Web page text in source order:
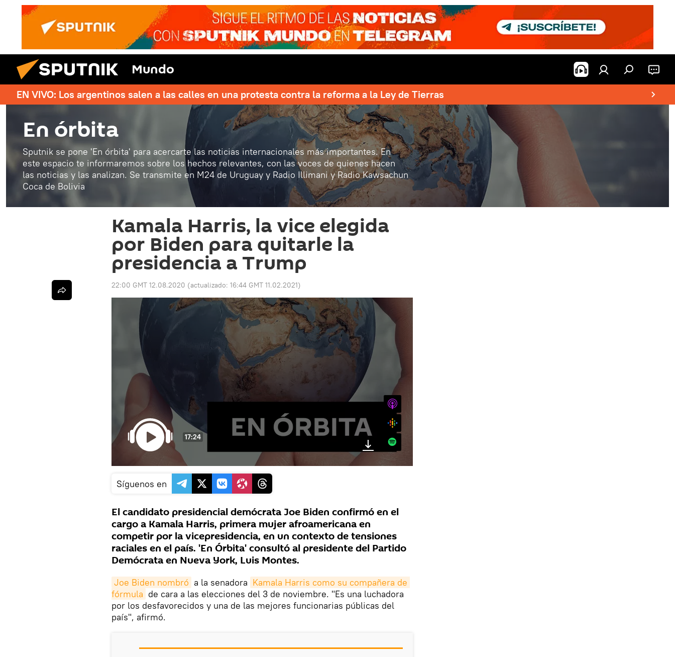
Mundo
EN VIVO: Los argentinos salen a las calles en una protesta contra la reforma a la Ley de Tierras
En órbita
Sputnik se pone 'En órbita' para acercarte las noticias internacionales más importantes. En
este espacio te informaremos sobre los hechos relevantes, con las voces de quienes hacen
las noticias y las analizan. Se transmite en M24 de Uruguay y Radio Illimani y Radio Kawsachun
Coca de Bolivia
Kamala Harris, la vice elegida
por Biden para quitarle la
presidencia a Trump
22:00 GMT 12.08.2020 (actualizado: 16:44 GMT 11.02.2021)
17:24
iTunes
Google
Spotify
Síguenos en
El candidato presidencial demócrata Joe Biden confirmó en el
cargo a Kamala Harris, primera mujer afroamericana en
competir por la vicepresidencia, en un contexto de tensiones
raciales en el país. 'En Órbita' consultó al presidente del Partido
Demócrata en Nueva York, Luis Montes.
Joe Biden nombró a la senadora Kamala Harris como su compañera de
fórmula de cara a las elecciones del 3 de noviembre. "Es una luchadora
por los desfavorecidos y una de las mejores funcionarias públicas del
país", afirmó.